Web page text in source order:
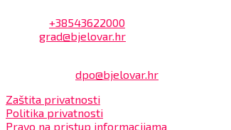
+38543622000
grad@bjelovar.hr
dpo@bjelovar.hr
Zaštita privatnosti
Politika privatnosti
Pravo na pristup informacijama